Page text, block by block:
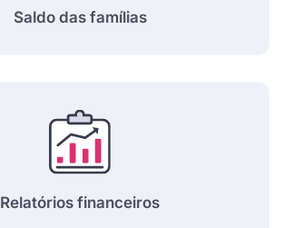
Saldo das famílias
Relatórios financeiros